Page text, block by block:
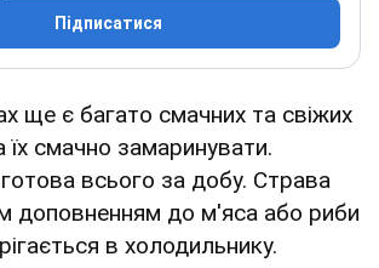
Підписатися
ще є багато смачних та свіжих
їх смачно замаринувати.
всього за добу. Страва
доповненням до м'яса або риби
в холодильнику.